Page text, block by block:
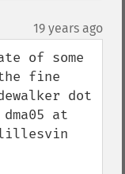
19 years ago
of some
fine
dot
at
lillesvin